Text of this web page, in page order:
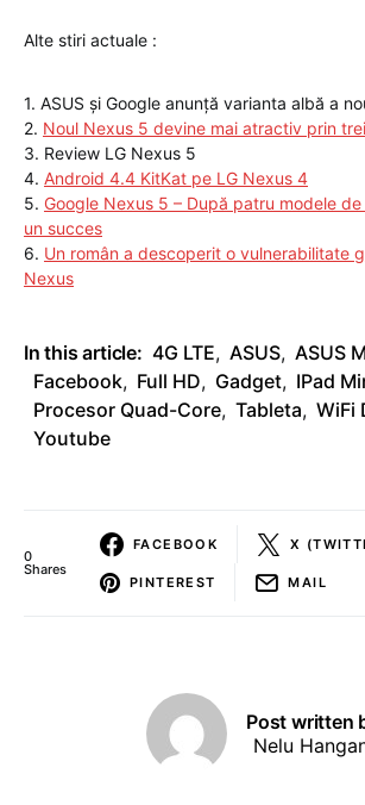
Alte stiri actuale :
1. ASUS și Google anunță varianta albă a
2. Noul Nexus 5 devine mai atractiv prin
3. Review LG Nexus 5
4. Android 4.4 KitKat pe LG Nexus 4
5. Google Nexus 5 – După patru modele
un succes
6. Un român a descoperit o vulnerabilitate
Nexus
In this article: 4G LTE, ASUS, ASUS
Facebook, Full HD, Gadget, IPad
Procesor Quad-Core, Tableta, WiFi
Youtube
0
Shares
FACEBOOK X
PINTEREST MAIL
Post written
Nelu